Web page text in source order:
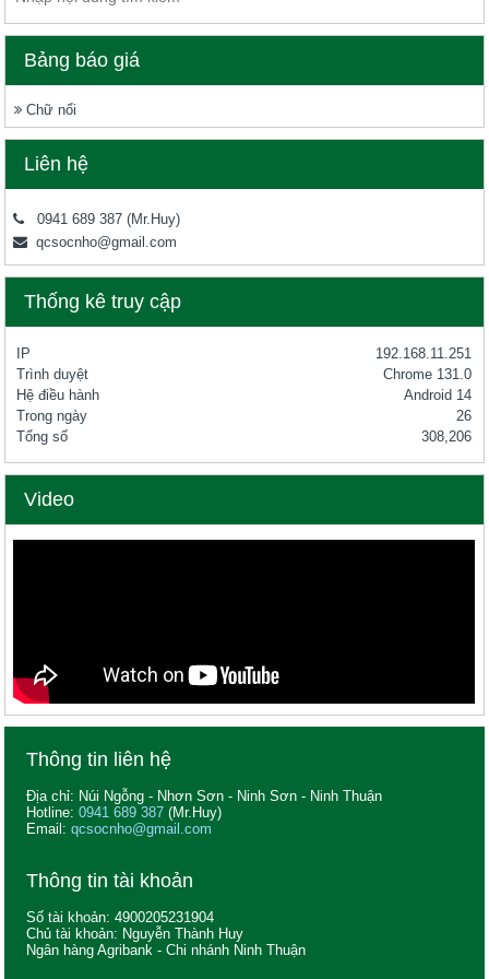
Bảng báo giá
Chữ nổi
Liên hệ
0941 689 387 (Mr.Huy)
qcsocnho@gmail.com
Thống kê truy cập
IP
192.168.11.251
Trình duyệt
Chrome 131.0
Hệ điều hành
Android 14
Trong ngày
26
Tổng số
308,206
Video
Thông tin liên hệ
Địa chỉ: Núi Ngỗng - Nhơn Sơn - Ninh Sơn - Ninh Thuận
Hotline:0941 689 387 (Mr.Huy)
Email:qcsocnho@gmail.com
Thông tin tài khoản
Số tài khoản: 4900205231904
Chủ tài khoản: Nguyễn Thành Huy
Ngân hàng Agribank - Chi nhánh Ninh Thuận